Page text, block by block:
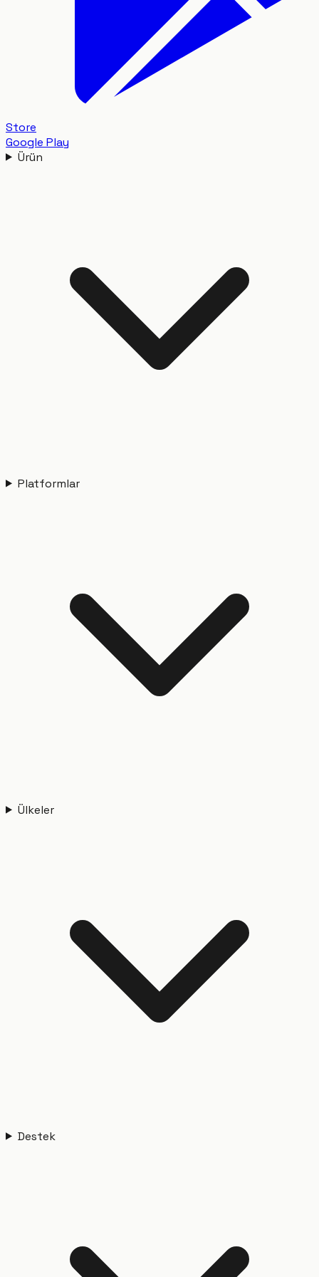
Store
Google Play
Ürün
Platformlar
Ülkeler
Destek